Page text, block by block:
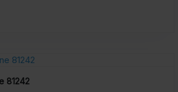
81242